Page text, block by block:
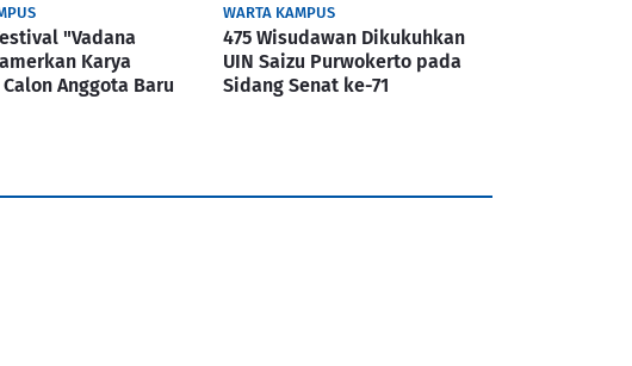
"Vadana
Karya
Anggota Baru
WARTA KAMPUS
475 Wisudawan Dikukuhkan
UIN Saizu Purwokerto pada
Sidang Senat ke-71